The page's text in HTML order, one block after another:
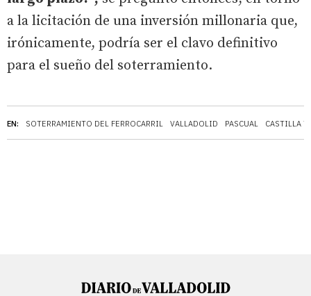
EN: SOTERRAMIENTO DEL FERROCARRIL VALLADOLID PASCUAL CASTILLA Y
a la licitación de una inversión millonaria que,
irónicamente, podría ser el clavo definitivo
para el sueño del soterramiento.